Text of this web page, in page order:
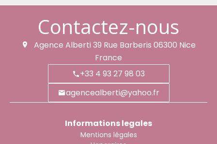
Contactez-nous
Agence Alberti 39 Rue Barberis 06300 Nice
France
+33 4 93 27 98 03
agencealberti@yahoo.fr
Informations legales
Mentions légales